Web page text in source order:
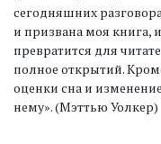
сегодняшних
и призвана моя книга,
превратится для
полное открытий.
оценки сна и
нему». (Мэттью Уолкер)